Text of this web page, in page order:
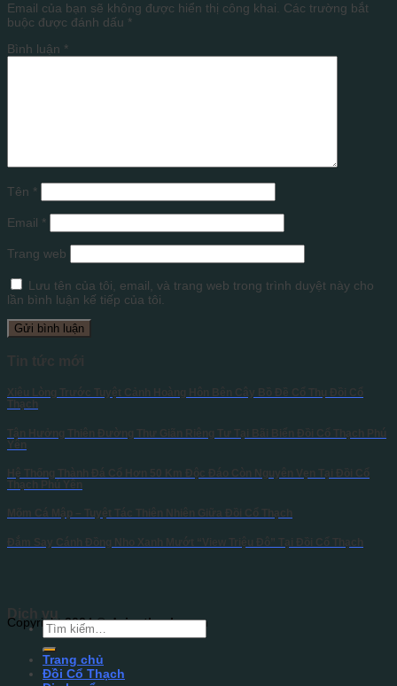
Email của bạn sẽ không được hiển thị công khai. Các trường bắt
buộc được đánh dấu *
Bình luận *
Tên *
Email *
Trang web
Lưu tên của tôi, email, và trang web trong trình duyệt này cho
lần bình luận kế tiếp của tôi.
Tin tức mới
Xiêu Lòng Trước Tuyệt Cảnh Hoàng Hôn Bên Cây Bồ Đề Cổ Thụ Đồi Cổ
Thạch
Tận Hưởng Thiên Đường Thư Giãn Riêng Tư Tại Bãi Biển Đồi Cổ Thạch Phú
Yên
Hệ Thống Thành Đá Cổ Hơn 50 Km Độc Đáo Còn Nguyên Vẹn Tại Đồi Cổ
Thạch Phú Yên
Mõm Cá Mập – Tuyệt Tác Thiên Nhiên Giữa Đồi Cổ Thạch
Đắm Say Cánh Đồng Nho Xanh Mướt “View Triệu Đô” Tại Đồi Cổ Thạch
Dịch vụ
Copyright 2024 ©doicothach.com
Trang chủ
Đồi Cổ Thạch